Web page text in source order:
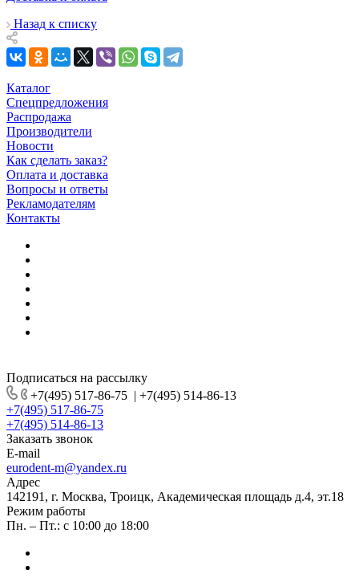
Назад к списку
Каталог
Спецпредложения
Распродажа
Производители
Новости
Как сделать заказ?
Оплата и доставка
Вопросы и ответы
Рекламодателям
Контакты
Подписаться на рассылку
+7(495) 517-86-75 | +7(495) 514-86-13
+7(495) 517-86-75
+7(495) 514-86-13
Заказать звонок
E-mail
eurodent-m@yandex.ru
Адрес
142191, г. Москва, Троицк, Академическая площадь д.4, эт.18
Режим работы
Пн. – Пт.: с 10:00 до 18:00